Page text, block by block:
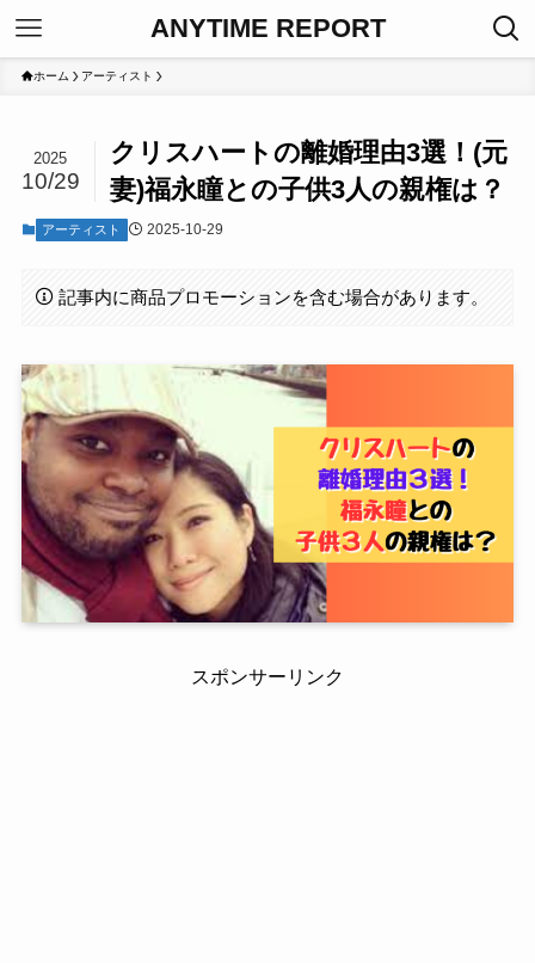
ANYTIME REPORT
ホーム アーティスト
クリスハートの離婚理由3選！(元
妻)福永瞳との子供3人の親権は？
2025
10/29
アーティスト 2025-10-29
記事内に商品プロモーションを含む場合があります。
スポンサーリンク